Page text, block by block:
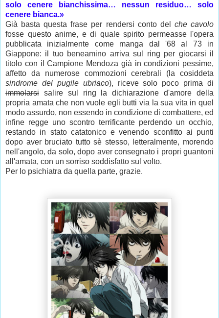
solo cenere bianchissima… nessun residuo… solo
cenere bianca.»
Già basta questa frase per rendersi conto del che cavolo
fosse questo anime, e di quale spirito permeasse l'opera
pubblicata inizialmente come manga dal '68 al 73 in
Giappone: il tuo beneamino arriva sul ring per giocarsi il
titolo con il Campione Mendoza già in condizioni pessime,
affetto da numerose commozioni cerebrali (la cosiddeta
sindrome del pugile ubriaco), riceve solo poco prima di
immolarsi salire sul ring la dichiarazione d'amore della
propria amata che non vuole egli butti via la sua vita in quel
modo assurdo, non essendo in condizione di combattere, ed
infine regge uno scontro terrificante perdendo un occhio,
restando in stato catatonico e venendo sconfitto ai punti
dopo aver bruciato tutto sè stesso, letteralmente, morendo
nell'angolo, da solo, dopo aver consegnato i propri guantoni
all'amata, con un sorriso soddisfatto sul volto.
Per lo psichiatra da quella parte, grazie.